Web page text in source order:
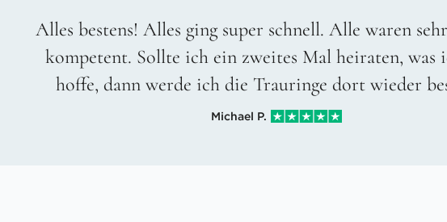
Alles bestens! Alles ging super schnell. Alle waren
kompetent. Sollte ich ein zweites Mal heiraten, was
hoffe, dann werde ich die Trauringe dort wieder
Michael P.